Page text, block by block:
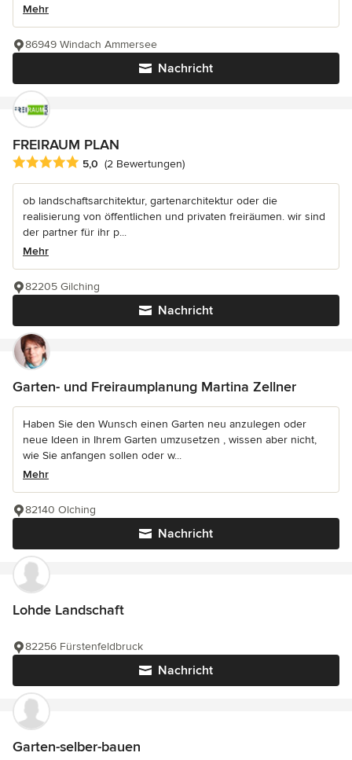
Mehr
Nachricht
86949 Windach Ammersee
FREIRAUM PLAN
Durchschnittliche Bewertung: 5 von 5 Sternen
5,0 (2 Bewertungen)
ob landschaftsarchitektur, gartenarchitektur oder die
realisierung von öffentlichen und privaten freiräumen. wir sind
der partner für ihr p...
Mehr
Nachricht
82205 Gilching
Garten- und Freiraumplanung Martina Zellner
Haben Sie den Wunsch einen Garten neu anzulegen oder
neue Ideen in Ihrem Garten umzusetzen , wissen aber nicht,
wie Sie anfangen sollen oder w...
Mehr
Nachricht
82140 Olching
Lohde Landschaft
Nachricht
82256 Fürstenfeldbruck
Garten-selber-bauen